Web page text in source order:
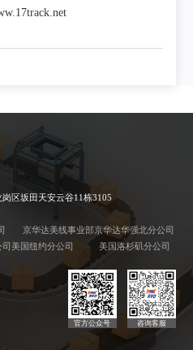
www.17track.net
区坂田天安云谷11栋3105
京华达美线事业部京华达华强北分公司
美国纽约分公司 美国洛杉矶分公司
官方公众号 咨询客服